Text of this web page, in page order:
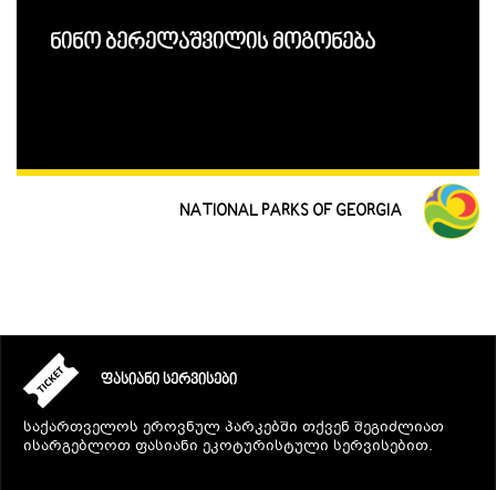
ნინო ბერელაშვილის მოგონება
NATIONAL PARKS OF GEORGIA
ᲤᲐᲡᲘᲐᲜᲘ ᲡᲔᲠᲕᲘᲡᲔᲑᲘ
საქართველოს ეროვნულ პარკებში თქვენ შეგიძლიათ
ისარგებლოთ ფასიანი ეკოტურისტული სერვისებით.